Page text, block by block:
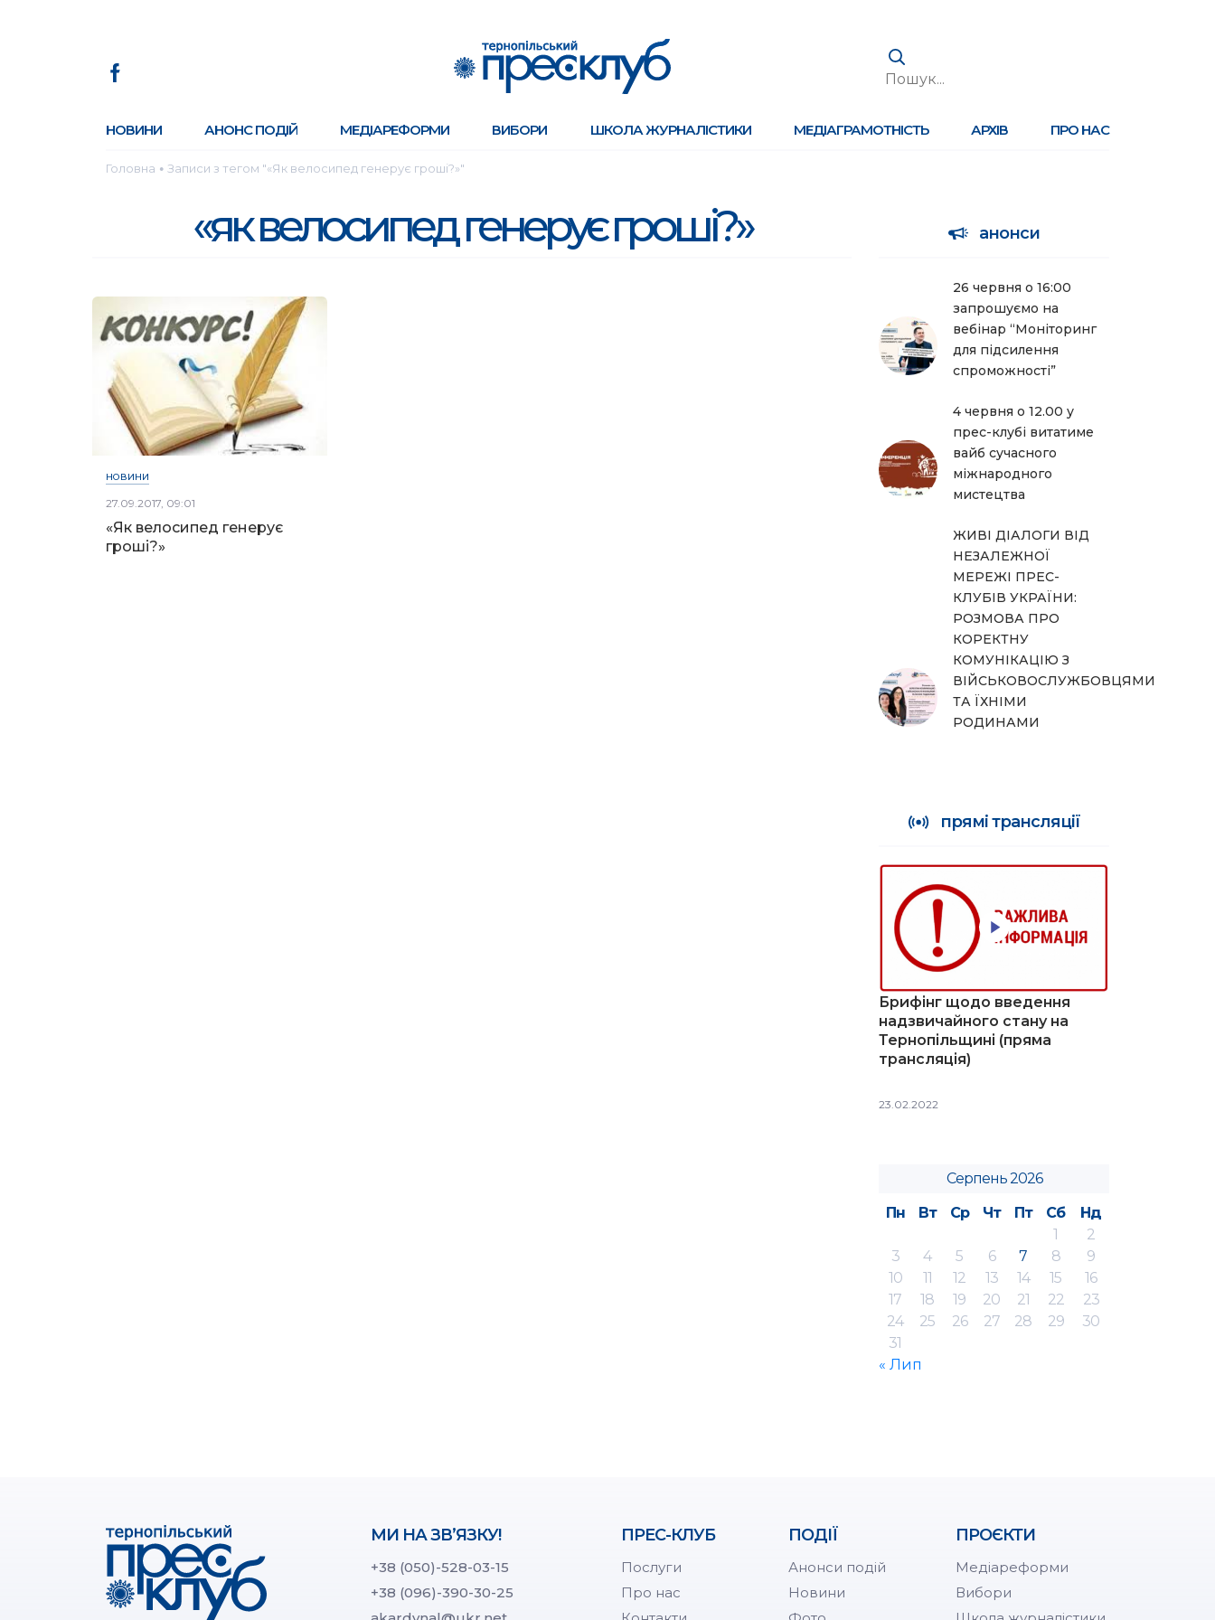
НОВИНИ АНОНС ПОДІЙ МЕДІАРЕФОРМИ ВИБОРИ ШКОЛА ЖУРНАЛІСТИКИ МЕДІАГРАМОТНІСТЬ АРХІВ ПРО НАС
Головна ● Записи з тегом "«Як велосипед генерує гроші?»"
«як велосипед генерує гроші?»
НОВИНИ
27.09.2017, 09:01
«Як велосипед генерує
гроші?»
анонси
26 червня о 16:00
запрошуємо на
вебінар “Моніторинг
для підсилення
спроможності”
4 червня о 12.00 у
прес-клубі витатиме
вайб сучасного
міжнародного
мистецтва
ЖИВІ ДІАЛОГИ ВІД
НЕЗАЛЕЖНОЇ
МЕРЕЖІ ПРЕС-
КЛУБІВ УКРАЇНИ:
РОЗМОВА ПРО
КОРЕКТНУ
КОМУНІКАЦІЮ З
ВІЙСЬКОВОСЛУЖБОВЦЯМИ
ТА ЇХНІМИ
РОДИНАМИ
прямі трансляції
Брифінг щодо введення
надзвичайного стану на
Тернопільщині (пряма
трансляція)
23.02.2022
Серпень 2026
Пн
Вт Ср Чт Пт Сб
Нд
1
2
3
4 5 6 7 8
9
10
11 12 13 14 15
16
17
18 19 20 21 22
23
24
25 26 27 28 29
30
31
« Лип
МИ НА ЗВ’ЯЗКУ!
+38 (050)-528-03-15
+38 (096)-390-30-25
ПРЕС-КЛУБ
Послуги
Про нас
ПОДІЇ
Анонси подій
Новини
ПРОЄКТИ
Медіареформи
Вибори